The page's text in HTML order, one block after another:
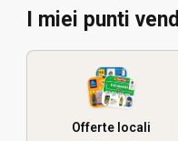
I miei punti
Offerte locali